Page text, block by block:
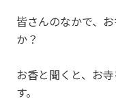
皆さんのなかで、
か？
お香と聞くと、お
す。